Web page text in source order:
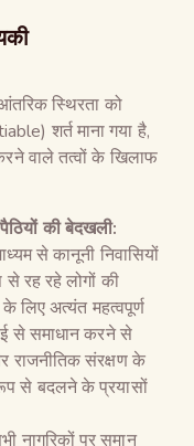
स्थिरता को
शर्त माना गया है,
वाले तत्वों के खिलाफ
की बेदखली:
से कानूनी निवासियों
रह रहे लोगों की
लिए अत्यंत महत्वपूर्ण
से समाधान करने से
राजनीतिक संरक्षण के
से बदलने के प्रयासों
नागरिकों पर समान